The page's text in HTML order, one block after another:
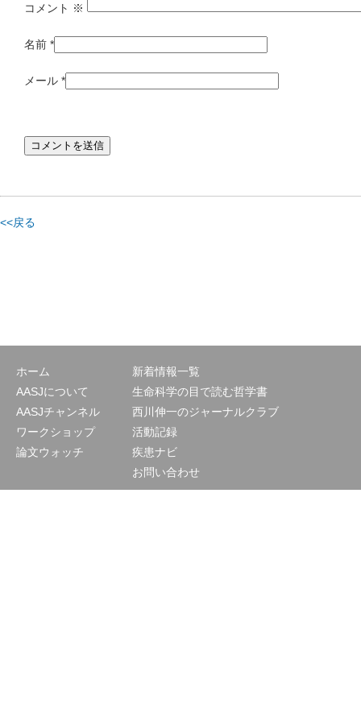
コメント ※
名前 *
メール *
<<戻る
ホーム
AASJについて
AASJチャンネル
ワークショップ
論文ウォッチ
新着情報一覧
生命科学の目で読む哲学書
西川伸一のジャーナルクラブ
活動記録
疾患ナビ
お問い合わせ